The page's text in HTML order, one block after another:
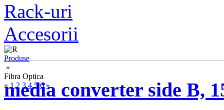
Rack-uri
Accesorii
Produse
»
Fibra Optica
« 1 2 3 4 5 6 »
media converter side B,